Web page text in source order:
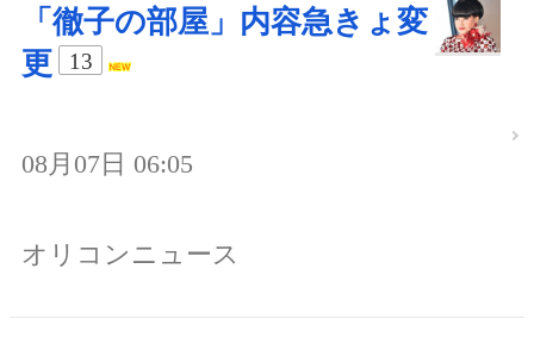
「徹子の部屋」内容急きょ変
更
13
08月07日 06:05
オリコンニュース